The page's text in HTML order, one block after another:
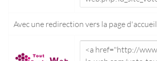
Avec une redirection vers la page d'accueil